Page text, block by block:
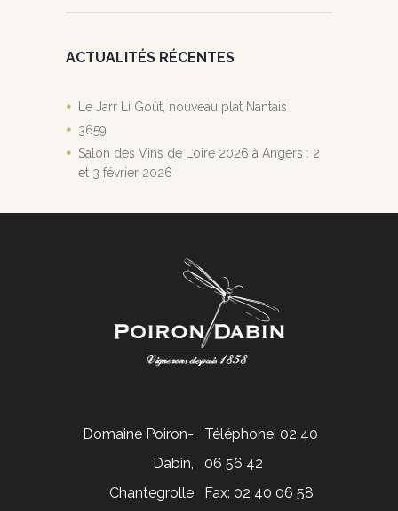
ACTUALITÉS RÉCENTES
Le Jarr Li Goût, nouveau plat Nantais
3659
Salon des Vins de Loire 2026 à Angers : 2
et 3 février 2026
Téléphone: 02 40
06 56 42
Fax: 02 40 06 58
Domaine Poiron-
Dabin,
Chantegrolle